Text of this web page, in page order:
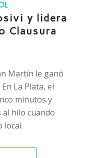
y lidera
Clausura
Martín le ganó
La Plata, el
minutos y
hilo cuando
local.